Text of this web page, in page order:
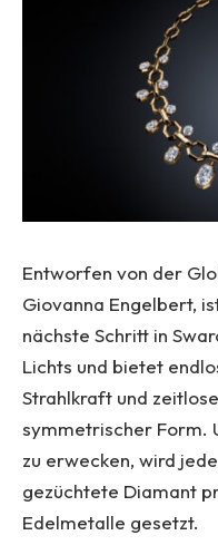
Entworfen von der
Giovanna Engelbert,
nächste Schritt in
Lichts und bietet
Strahlkraft und
symmetrischer Form.
zu erwecken, wird
gezüchtete Diamant
Edelmetalle gesetzt.